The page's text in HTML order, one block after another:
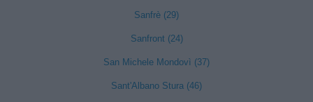
Sanfrè (29)
Sanfront (24)
San Michele Mondovì (37)
Sant'Albano Stura (46)